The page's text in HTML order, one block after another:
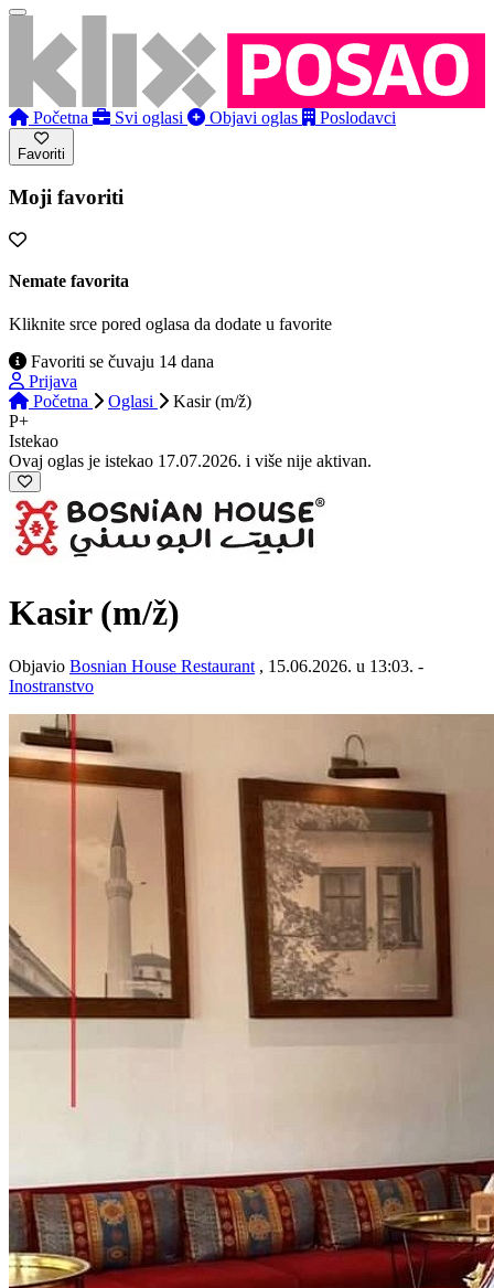
Početna Svi oglasi Objavi oglas Poslodavci
Favoriti
Moji favoriti
Nemate favorita
Kliknite srce pored oglasa da dodate u favorite
Favoriti se čuvaju 14 dana
Prijava
Početna
Oglasi
Kasir (m/ž)
P+
Istekao
Ovaj oglas je istekao 17.07.2026. i više nije aktivan.
Kasir (m/ž)
Objavio Bosnian House Restaurant , 15.06.2026. u 13:03. -
Inostranstvo